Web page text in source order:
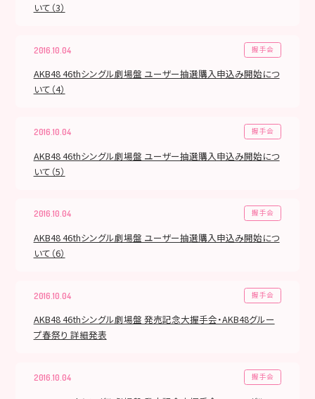
いて（3）
2016.10.04 握手会
AKB48 46thシングル劇場盤 ユーザー抽選購入申込み開始につ
いて（4）
2016.10.04 握手会
AKB48 46thシングル劇場盤 ユーザー抽選購入申込み開始につ
いて（5）
2016.10.04 握手会
AKB48 46thシングル劇場盤 ユーザー抽選購入申込み開始につ
いて（6）
2016.10.04 握手会
AKB48 46thシングル劇場盤 発売記念大握手会・AKB48グルー
プ春祭り 詳細発表
2016.10.04 握手会